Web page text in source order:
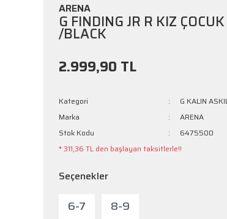
ARENA
G FINDING JR R KIZ
/BLACK
2.999,90 TL
Kategori
G KALIN
Marka
ARENA
Stok Kodu
6475500
* 311,36 TL den başlayan taksitlerle!!
Seçenekler
6-7 8-9